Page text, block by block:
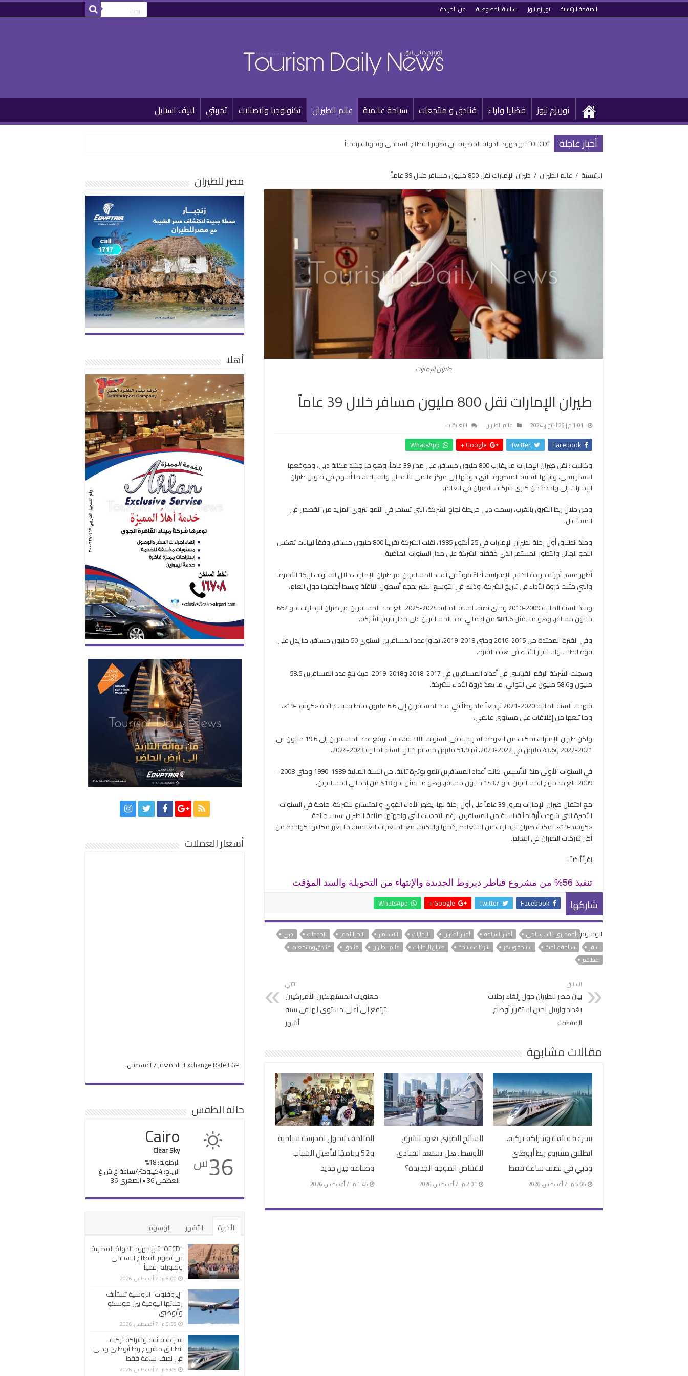
الصفحة الرئيسية توريزم نيوز سياسة الخصوصية عن الجريدة
توريزم نيوز قضايا وآراء فنادق و منتجعات سياحة عالمية عالم الطيران تكنولوجيا واتصالات تجربتي لايف استايل
أخبار عاجلة “OECD” تبرز جهود الدولة المصرية في تطوير القطاع السياحي وتحويله رقمياً
الرئيسية / عالم الطيران / طيران الإمارات نقل 800 مليون مسافر خلال 39 عاماً
طيران الإمارات
طيران الإمارات نقل 800 مليون مسافر خلال 39 عاماً
1:01 م | 26 أكتوبر، 2024 عالم الطيران التعليقات
الإمارات
800
مليون
مسافر
خلال
39
عاماً
Facebook
Twitter
Google +
WhatsApp
وكالات : نقل طيران الإمارات ما يقارب 800 مليون مسافر، على مدار 39 عاماً، وهو ما جسّد مكانة دبي، وموقعها
الاستراتيجي، وبنيتها التحتية المتطورة، التي حولتها إلى مركز عالمي للأعمال والسياحة، ما أسهم في تحويل طيران
الإمارات إلى واحدة من كبرى شركات الطيران في العالم.
ومن خلال ربط الشرق بالغرب، رسمت دبي خريطة نجاح الشركة، التي تستمر في النمو لتروي المزيد من القصص في
المستقبل.
ومنذ انطلاق أول رحلة لطيران الإمارات في 25 أكتوبر 1985، نقلت الشركة تقريباً 800 مليون مسافر، وفقاً لبيانات تعكس
النمو الهائل والتطور المستمر الذي حققته الشركة على مدار السنوات الماضية.
أظهر مسح أجرته جريدة الخليج الإماراتية، أداءً قوياً في أعداد المسافرين عبر طيران الإمارات خلال السنوات ال15 الأخيرة،
والتي مثلت ذروة الأداء في تاريخ الشركة، وذلك في التوسع الكبير بحجم أسطول الناقلة وبسط أجنحتها حول العام.
ومنذ السنة المالية 2009-2010 وحتى نصف السنة المالية 2024-2025، بلغ عدد المسافرين عبر طيران الإمارات نحو 652
مليون مسافر، وهو ما يمثل 81.6% من إجمالي عدد المسافرين على مدار تاريخ الشركة.
وفي الفترة الممتدة من 2015-2016 وحتى 2018-2019، تجاوز عدد المسافرين السنوي 50 مليون مسافر، ما يدل على
قوة الطلب واستقرار الأداء في هذه الفترة.
وسجلت الشركة الرقم القياسي في أعداد المسافرين في 2017-2018 و2018-2019، حيث بلغ عدد المسافرين 58.5
مليون و58.6 مليون على التوالي، ما يعدّ ذروة الأداء للشركة.
شهدت السنة المالية 2020-2021 تراجعاً ملحوظاً في عدد المسافرين إلى 6.6 مليون فقط بسبب جائحة «كوفيد-19»،
وما تبعها من إغلاقات على مستوى عالمي.
ولكن طيران الإمارات تمكنت من العودة التدريجية في السنوات اللاحقة، حيث ارتفع عدد المسافرين إلى 19.6 مليون في
2021-2022 و43.6 مليون في 2022-2023، ثم 51.9 مليون مسافر خلال السنة المالية 2023-2024.
في السنوات الأولى منذ التأسيس، كانت أعداد المسافرين تنمو بوتيرة ثابتة. من السنة المالية 1989-1990 وحتى 2008-
2009، بلغ مجموع المسافرين نحو 143.7 مليون مسافر، وهو ما يمثل نحو 18% من إجمالي المسافرين.
مع احتفال طيران الإمارات بمرور 39 عاماً على أول رحلة لها، يظهر الأداء القوي والمتسارع للشركة، خاصة في السنوات
الأخيرة التي شهدت أرقاماً قياسية من المسافرين. رغم التحديات التي واجهتها صناعة الطيران بسبب جائحة
«كوفيد-19»، تمكنت طيران الإمارات من استعادة زخمها والتكيف مع المتغيرات العالمية، ما يعزز مكانتها كواحدة من
أكبر شركات الطيران في العالم.
إقرأ أيضاً :
تنفيذ 56% من مشروع قناطر ديروط الجديدة والإنتهاء من التحويلة والسد المؤقت
شاركها Facebook
Twitter
Google +
WhatsApp
الوسوم أحمد رزق كاتب سياحي أخبار السياحة أخبار الطيران الإمارات الاستثمار البحر الأحمر الخدمات
دبي
سفر
سياحة عالمية سياحة وسفر شركات سياحة طيران الإمارات عالم الطيران فنادق
فنادق ومنتجعات
مطاعم
السابق
بيان مصر للطيران حول إلغاء رحلات
بغداد واربيل لحين استقرار أوضاع
المنطقة
التالي
معنويات المستهلكين الأميركيين
ترتفع إلى أعلى مستوى لها في ستة
أشهر
مقالات مشابهة
بسرعة فائقة وشراكة تركية..
انطلاق مشروع ربط أبوظبي
ودبي في نصف ساعة فقط
5:05 م | 7 أغسطس، 2026
السائح الصيني يعود للشرق
الأوسط.. هل تستعد الفنادق
لاقتناص الموجة الجديدة؟
2:01 م | 7 أغسطس، 2026
المتاحف تتحول لمدرسة سياحية
و52 برنامجًا لتأهيل الشباب
وصناعة جيل جديد
1:45 م | 7 أغسطس، 2026
مصر للطيران
أهلا
أسعار العملات
Exchange Rate EGP : الجمعة, 7 أغسطس.
حالة الطقس
36س
Cairo
Clear Sky
الرطوبة: 18%
الرياح: 4كيلومتر/ساعة غ.ش.غ
العظمى 36 • الصغرى 36
الأخيرة الأشهر
الوسوم
“OECD” تبرز جهود الدولة المصرية
في تطوير القطاع السياحي
وتحويله رقمياً
6:00 م | 7 أغسطس، 2026
“إيروفلوت” الروسية تستأنف
رحلاتها اليومية بين موسكو
وأبوظبي
5:35 م | 7 أغسطس، 2026
بسرعة فائقة وشراكة تركية..
انطلاق مشروع ربط أبوظبي ودبي
في نصف ساعة فقط
5:05 م | 7 أغسطس، 2026